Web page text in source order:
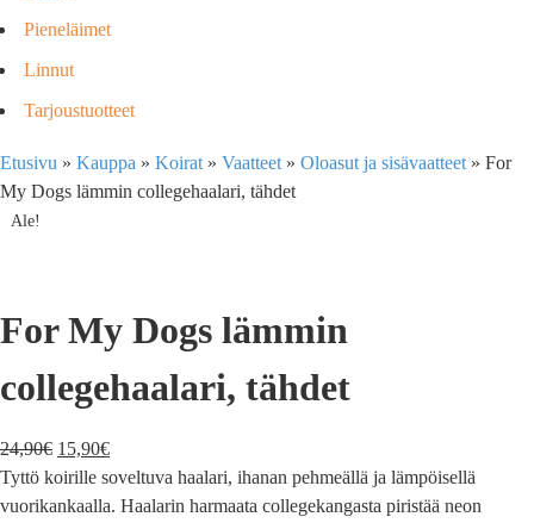
Pieneläimet
Linnut
Tarjoustuotteet
Etusivu » Kauppa » Koirat » Vaatteet » Oloasut ja sisävaatteet » For
My Dogs lämmin collegehaalari, tähdet
Ale!
For My Dogs lämmin
collegehaalari, tähdet
24,90€ 15,90€
Tyttö koirille soveltuva haalari, ihanan pehmeällä ja lämpöisellä
vuorikankaalla. Haalarin harmaata collegekangasta piristää neon